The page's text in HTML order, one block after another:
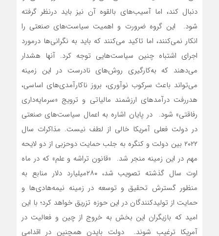
دنبال کند، اما آسیب‌‌‌های بالقوه‌‌‌ آن نیز باید درنظر گرفته
شود. این گروه ضرورت و اهمیت سیاست‌‌‌های صنعتی را
انکار نمی‌‌‌کنند، اما تاکید می‌کنند که باید به نگرانی‌ها درمورد
اجرای اشتباه چنین سیاست‌‌‌هایی توجه کرد. آنها هشدار
می‌دهند که به‌کارگیری روش‌های نادرست در این زمینه
می‌‌‌تواند باعث سرکوب نوآوری، بروز ناکارآمدی‌‌‌های اساسی،
هدررفت درآمدهای ارزشمند مالیاتی و ترویج «سرمایه‌‌‌‌داری
رفاقتی» شود. در پایان اشاره به اعمال سیاست‌‌‌های صنعتی
در دولت فعلی آمریکا خالی از لطف نیست. مذاکرات سال
۲۰۲۲ بین دولت و کنگره به جلب حمایت دوحزبی از دو لایحه
مهم در این زمینه منجر شد. «قانون تراشه و علم» که در ماه
اوت سال گذشته تصویب شد، ۲۸۰میلیارد دلار منابع به
منظور گسترش تحقیق و توسعه در زمینه نیمه‌‌‌هادی‌‌‌ها و
حمایت از تولیدکنندگان در این حوزه تزریق خواهد کرد؛ با این
امید که بازیگران این بخش به خروج از چین و فعالیت در
آمریکا ترغیب شوند. دولت بایدن همچنین در اقدامی